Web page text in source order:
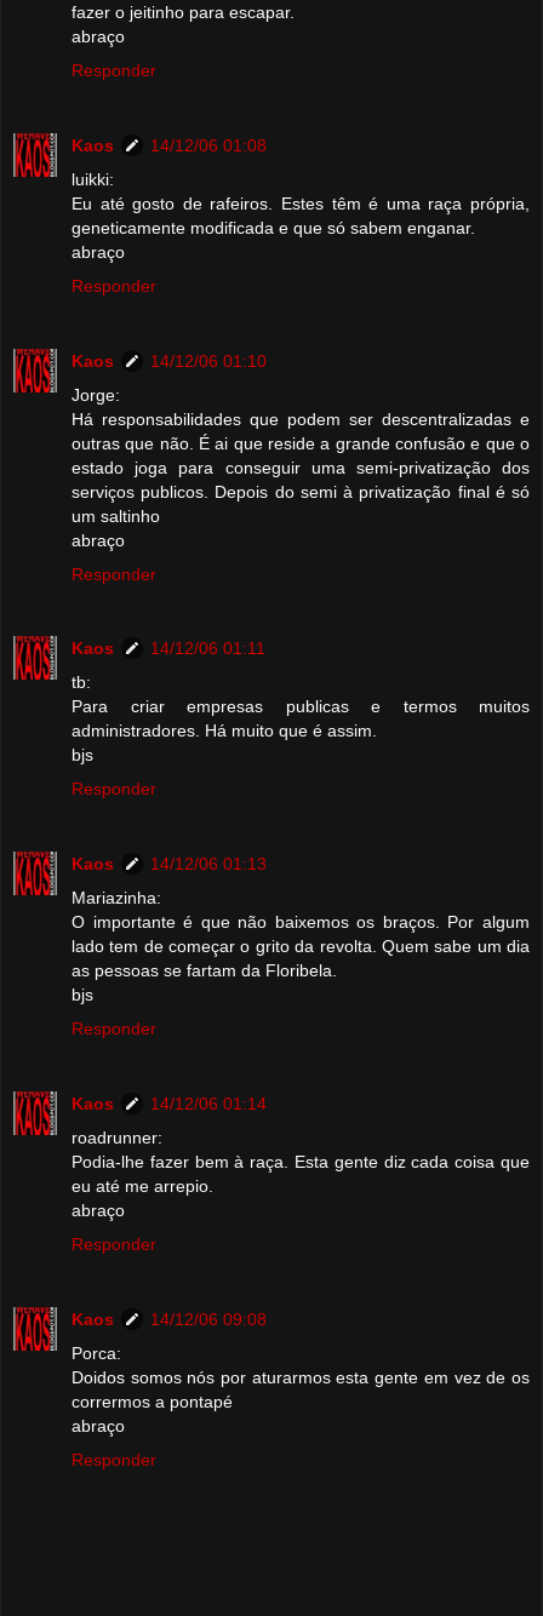
fazer o jeitinho para escapar.
abraço
Responder
Kaos
14/12/06 01:08
luikki:
Eu até gosto de rafeiros. Estes têm é uma raça própria,
geneticamente modificada e que só sabem enganar.
abraço
Responder
Kaos
14/12/06 01:10
Jorge:
Há responsabilidades que podem ser descentralizadas e
outras que não. É ai que reside a grande confusão e que o
estado joga para conseguir uma semi-privatização dos
serviços publicos. Depois do semi à privatização final é só
um saltinho
abraço
Responder
Kaos
14/12/06 01:11
tb:
Para criar empresas publicas e termos muitos
administradores. Há muito que é assim.
bjs
Responder
Kaos
14/12/06 01:13
Mariazinha:
O importante é que não baixemos os braços. Por algum
lado tem de começar o grito da revolta. Quem sabe um dia
as pessoas se fartam da Floribela.
bjs
Responder
Kaos
14/12/06 01:14
roadrunner:
Podia-lhe fazer bem à raça. Esta gente diz cada coisa que
eu até me arrepio.
abraço
Responder
Kaos
14/12/06 09:08
Porca:
Doidos somos nós por aturarmos esta gente em vez de os
corrermos a pontapé
abraço
Responder